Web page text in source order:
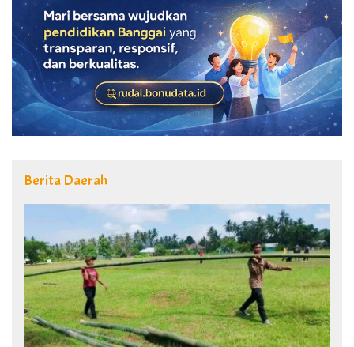
Berita Daerah